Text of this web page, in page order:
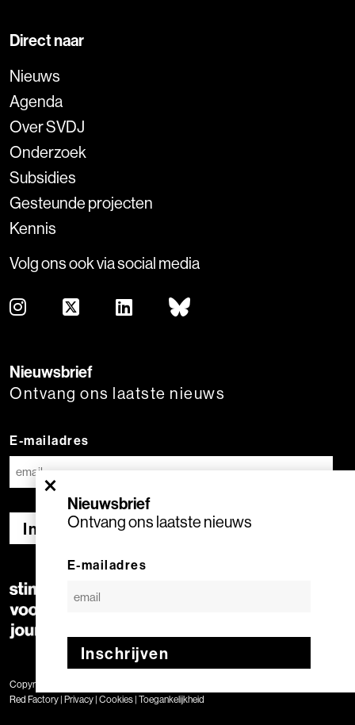
×
Nieuwsbrief
Ontvang ons laatste nieuws
E-mailadres
Inschrijven
Direct naar
Nieuws
Agenda
Over SVDJ
Onderzoek
Subsidies
Gesteunde projecten
Kennis
Volg ons ook via social media
Nieuwsbrief
Ontvang ons laatste nieuws
E-mailadres
Inschrijven
Copyright © 2020 Stimuleringsfonds voor de Journalistiek | Geproduceerd door
Red Factory | Privacy | Cookies | Toegankelijkheid